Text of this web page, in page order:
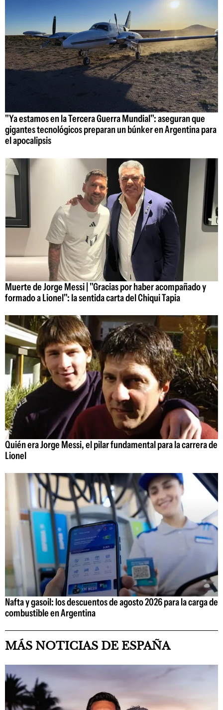
"Ya estamos en la Tercera Guerra Mundial": aseguran que
gigantes tecnológicos preparan un búnker en Argentina para
el apocalipsis
Muerte de Jorge Messi | "Gracias por haber acompañado y
formado a Lionel": la sentida carta del Chiqui Tapia
Quién era Jorge Messi, el pilar fundamental para la carrera de
Lionel
Nafta y gasoil: los descuentos de agosto 2026 para la carga de
combustible en Argentina
MÁS NOTICIAS DE ESPAÑA